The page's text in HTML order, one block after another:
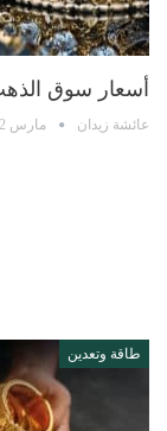
أسعار سوق الذهب
عائشة زيدان مارس 12, 2024
طاقة وتعدين